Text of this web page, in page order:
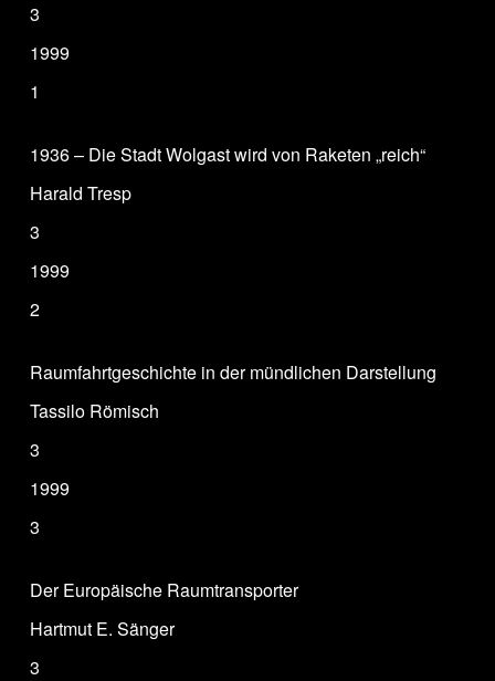
3
1999
1
1936 – Die Stadt Wolgast wird von Raketen „reich“
Harald Tresp
3
1999
2
Raumfahrtgeschichte in der mündlichen Darstellung
Tassilo Römisch
3
1999
3
Der Europäische Raumtransporter
Hartmut E. Sänger
3